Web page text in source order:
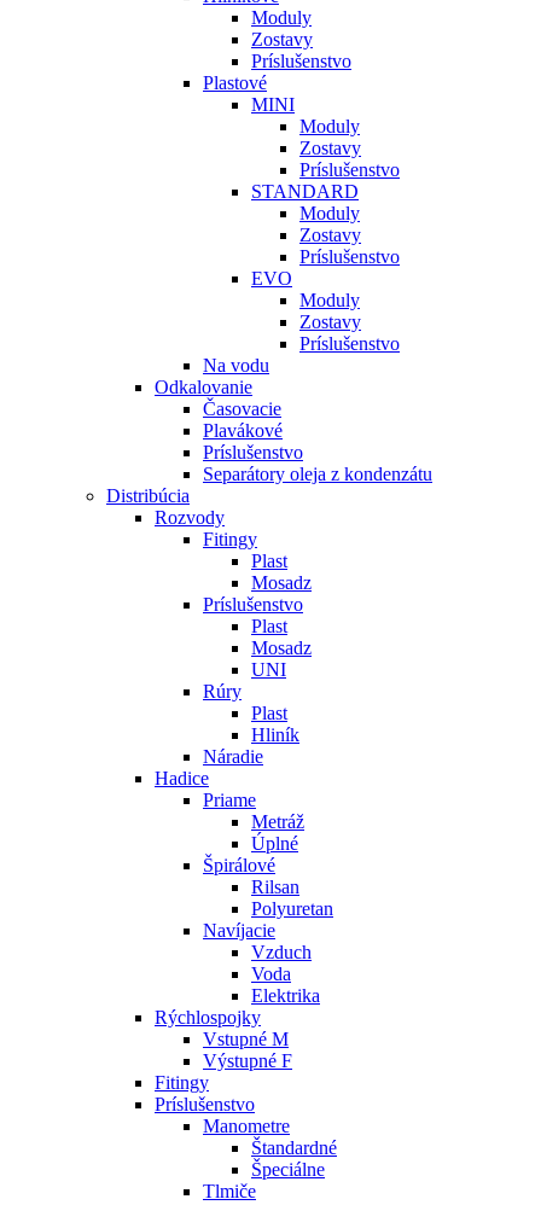
Moduly
Zostavy
Príslušenstvo
Plastové
MINI
Moduly
Zostavy
Príslušenstvo
STANDARD
Moduly
Zostavy
Príslušenstvo
EVO
Moduly
Zostavy
Príslušenstvo
Na vodu
Odkalovanie
Časovacie
Plavákové
Príslušenstvo
Separátory oleja z kondenzátu
Distribúcia
Rozvody
Fitingy
Plast
Mosadz
Príslušenstvo
Plast
Mosadz
UNI
Rúry
Plast
Hliník
Náradie
Hadice
Priame
Metráž
Úplné
Špirálové
Rilsan
Polyuretan
Navíjacie
Vzduch
Voda
Elektrika
Rýchlospojky
Vstupné M
Výstupné F
Fitingy
Príslušenstvo
Manometre
Štandardné
Špeciálne
Tlmiče